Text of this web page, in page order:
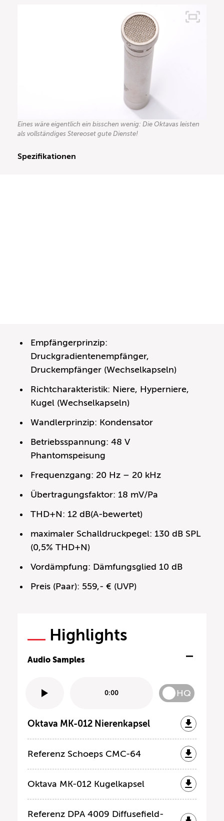
Eines wäre eigentlich ein bisschen wenig: Die Oktavas leisten
als vollständiges Stereoset gute Dienste!
Spezifikationen
Empfängerprinzip:
Druckgradientenempfänger,
Druckempfänger (Wechselkapseln)
Richtcharakteristik: Niere, Hyperniere,
Kugel (Wechselkapseln)
Wandlerprinzip: Kondensator
Betriebsspannung: 48 V
Phantomspeisung
Frequenzgang: 20 Hz – 20 kHz
Übertragungsfaktor: 18 mV/Pa
THD+N: 12 dB(A-bewertet)
maximaler Schalldruckpegel: 130 dB SPL
(0,5% THD+N)
Vordämpfung: Dämfungsglied 10 dB
Preis (Paar): 559,- € (UVP)
Highlights
Audio Samples
0:00 HQ
Oktava MK-012 Nierenkapsel
Referenz Schoeps CMC-64
Oktava MK-012 Kugelkapsel
Referenz DPA 4009 Diffusefield-